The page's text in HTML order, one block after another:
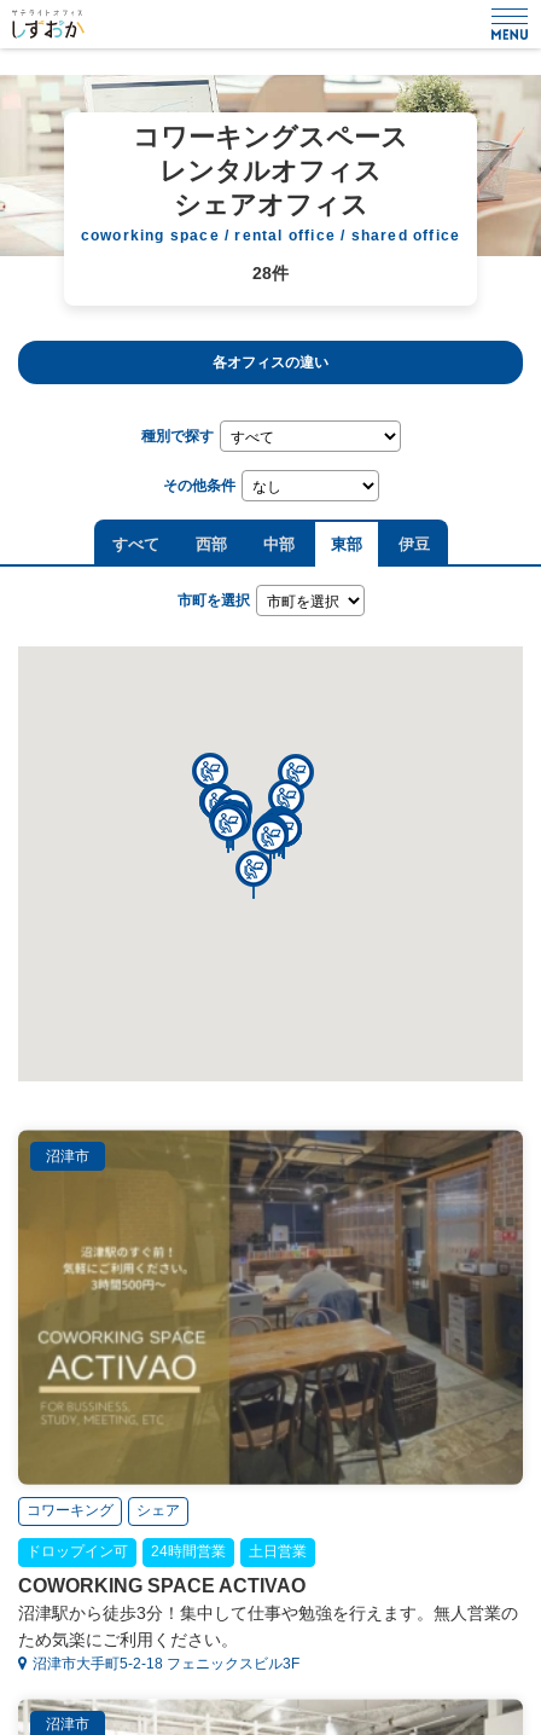
コワーキングスペース
レンタルオフィス
シェアオフィス
coworking space / rental office / shared office
28件
各オフィスの違い
種別で探す
その他条件
すべて 西部 中部 東部 伊豆
市町を選択
沼津市
コワーキング シェア
ドロップイン可 24時間営業 土日営業
COWORKING SPACE ACTIVAO
沼津駅から徒歩3分！集中して仕事や勉強を行えます。無人営業の
ため気楽にご利用ください。
沼津市大手町5-2-18 フェニックスビル3F
沼津市